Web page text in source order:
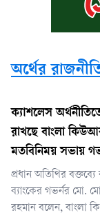
অর্থের
ক্যাশলেস
রাখছে বাংলা
মতবিনিময় সভায়
প্রধান অতিথির বক্তব্যে
ব্যাংকের গভর্নর মো.
রহমান বলেন, বাংলা